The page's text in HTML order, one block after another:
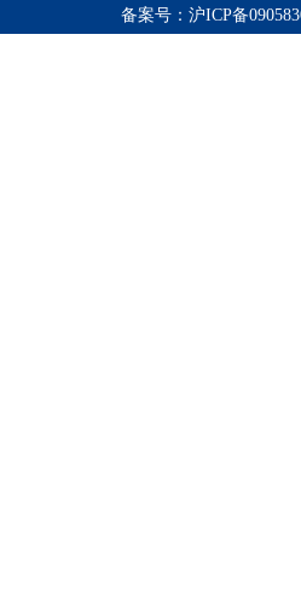
备案号： 沪ICP备